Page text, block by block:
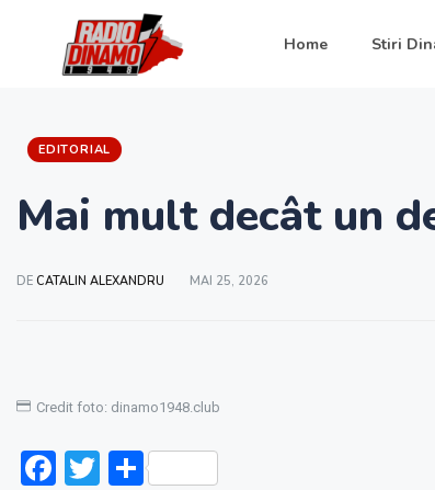
Home Stiri
EDITORIAL
Mai mult decât un
DE CATALIN ALEXANDRU MAI 25, 2026
Credit foto: dinamo1948.club
Facebook
TwitterPartajează